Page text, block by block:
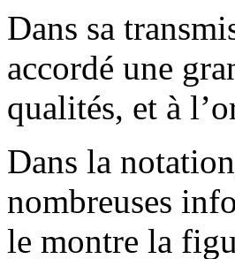
Dans sa
accordé une
qualités, et à
Dans la
nombreuses
le montre la